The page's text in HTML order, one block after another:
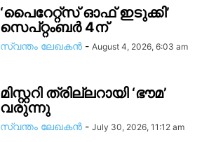
‘പൈറേറ്റ്സ് ഓഫ് ഇടുക്കി’
സെപ്റ്റംബർ 4ന്
സ്വന്തം ലേഖകന്‍ - August 4, 2026, 6:03 am
മിസ്റ്ററി ത്രില്ലറായി ‘ഭൗമ’
വരുന്നു
സ്വന്തം ലേഖകന്‍ - July 30, 2026, 11:12 am